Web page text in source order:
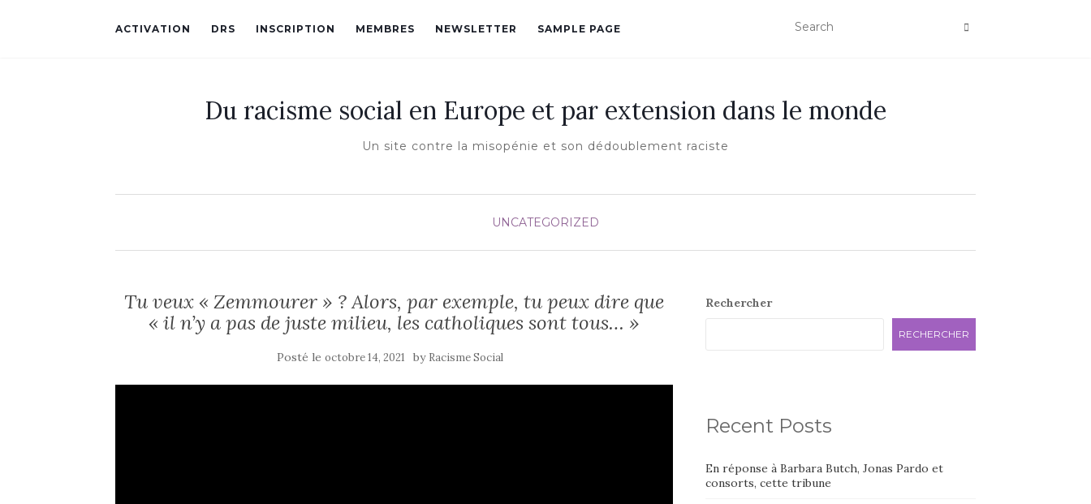
ACTIVATION DRS INSCRIPTION MEMBRES NEWSLETTER SAMPLE PAGE
Du racisme social en Europe et par extension dans le monde
Un site contre la misopénie et son dédoublement raciste
UNCATEGORIZED
Tu veux « Zemmourer » ? Alors, par exemple, tu peux dire que
« il n’y a pas de juste milieu, les catholiques sont tous… »
Posté le octobre 14, 2021 by Racisme Social
Rechercher
RECHERCHER
Recent Posts
En réponse à Barbara Butch, Jonas Pardo et
consorts, cette tribune